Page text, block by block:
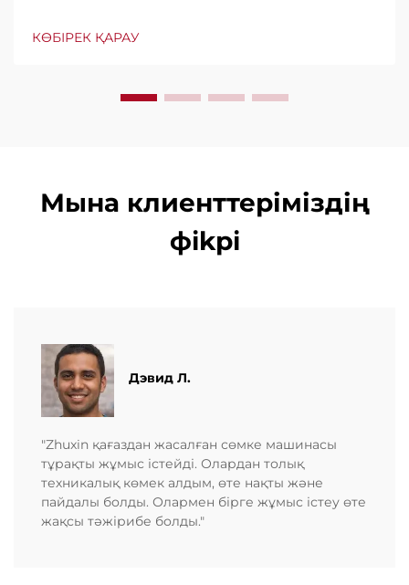
жеңілдігі мен аз үзіліс уақыты үшін сенімді. Білікті
КӨБІРЕК ҚАРАУ
Мына клиенттеріміздің
фikрi
Дэвид Л.
"Zhuxin қағаздан жасалған сөмке машинасы
тұрақты жұмыс істейді. Олардан толық
техникалық көмек алдым, өте нақты және
пайдалы болды. Олармен бірге жұмыс істеу өте
жақсы тәжірибе болды."